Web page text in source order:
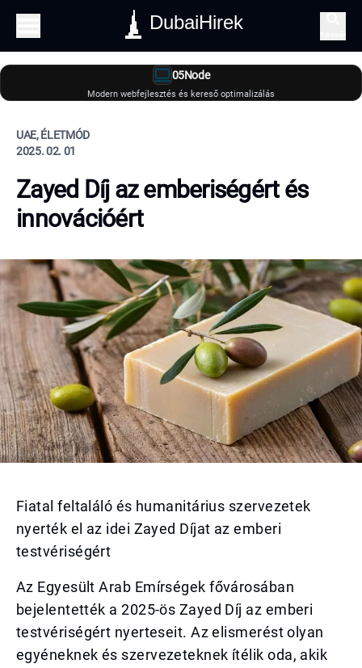
DubaiHirek
05Node
Modern webfejlesztés és kereső optimalizálás
UAE, ÉLETMÓD
2025. 02. 01
Zayed Díj az emberiségért és
innovációért
Fiatal feltaláló és humanitárius szervezetek
nyerték el az idei Zayed Díjat az emberi
testvériségért
Az Egyesült Arab Emírségek fővárosában
bejelentették a 2025-ös Zayed Díj az emberi
testvériségért nyerteseit. Az elismerést olyan
egyéneknek és szervezeteknek ítélik oda, akik